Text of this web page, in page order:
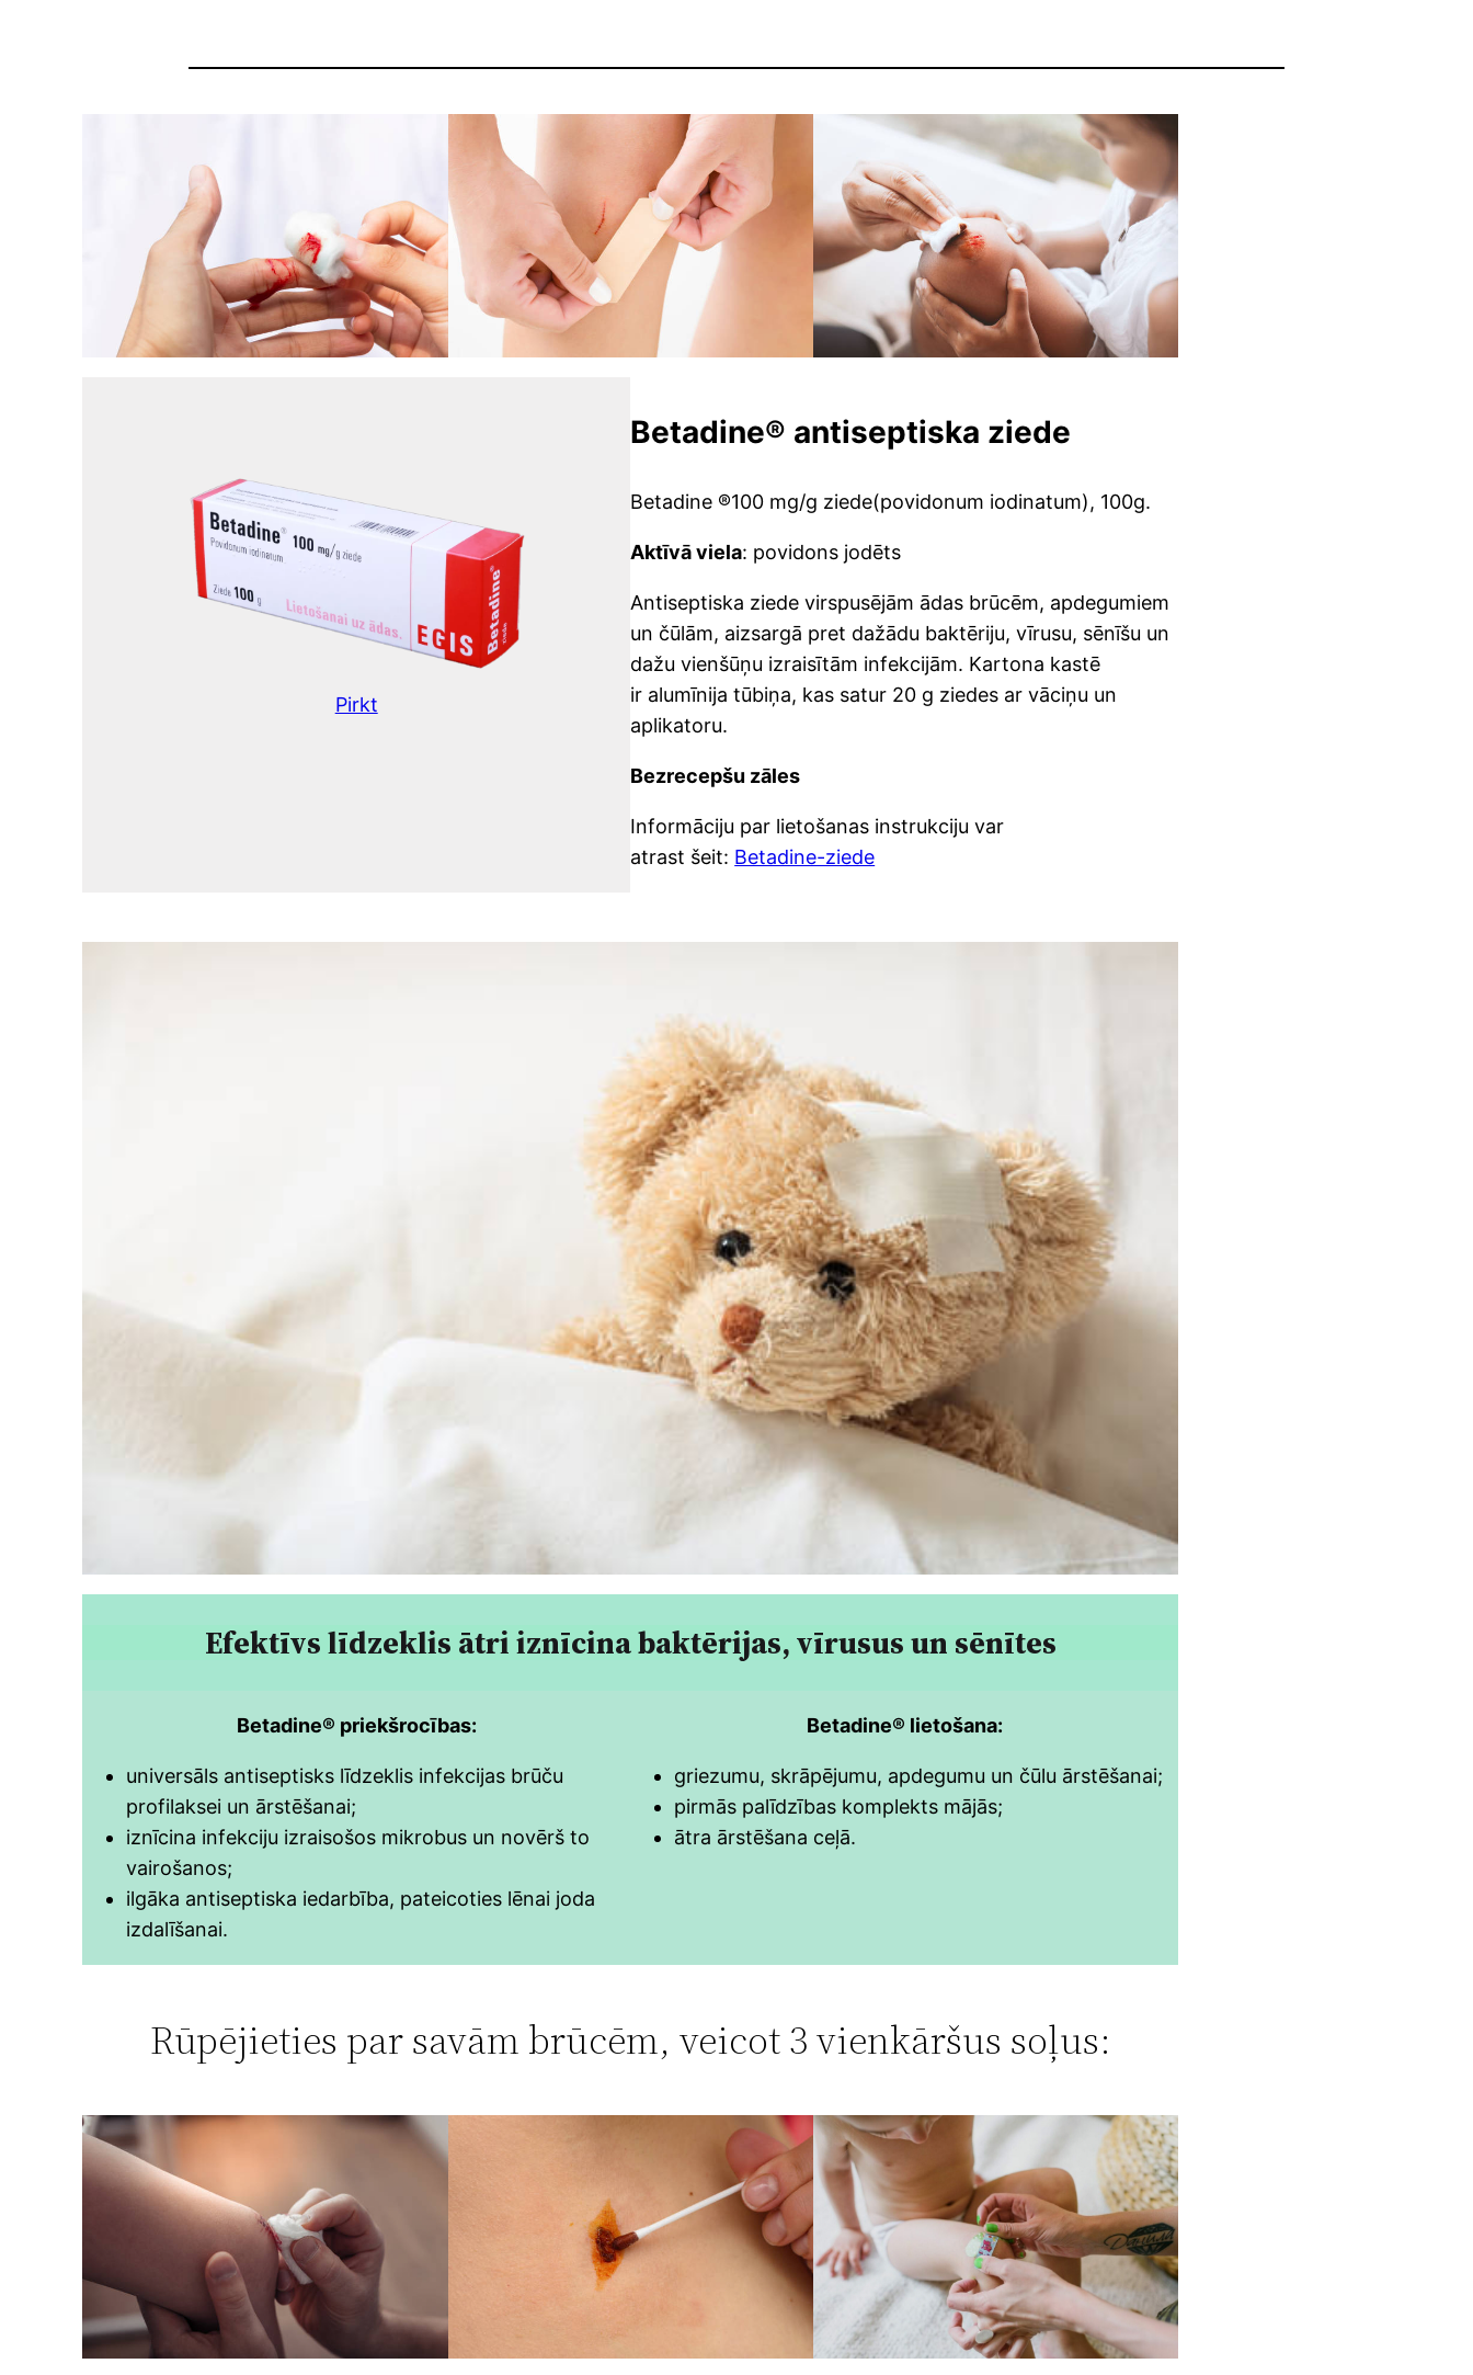
Pirkt
Betadine® antiseptiska ziede
Betadine ®100 mg/g ziede(povidonum iodinatum), 100g.
Aktīvā viela: povidons jodēts
Antiseptiska ziede virspusējām ādas brūcēm, apdegumiem
un čūlām, aizsargā pret dažādu baktēriju, vīrusu, sēnīšu un
dažu vienšūņu izraisītām infekcijām. Kartona kastē
ir alumīnija tūbiņa, kas satur 20 g ziedes ar vāciņu un
aplikatoru.
Bezrecepšu zāles
Informāciju par lietošanas instrukciju var
atrast šeit: Betadine-ziede
Efektīvs līdzeklis ātri iznīcina baktērijas, vīrusus un sēnītes
Betadine® priekšrocības:
universāls antiseptisks līdzeklis infekcijas brūču
profilaksei un ārstēšanai;
iznīcina infekciju izraisošos mikrobus un novērš to
vairošanos;
ilgāka antiseptiska iedarbība, pateicoties lēnai joda
izdalīšanai.
Betadine® lietošana:
griezumu, skrāpējumu, apdegumu un čūlu ārstēšanai;
pirmās palīdzības komplekts mājās;
ātra ārstēšana ceļā.
Rūpējieties par savām brūcēm, veicot 3 vienkāršus soļus: